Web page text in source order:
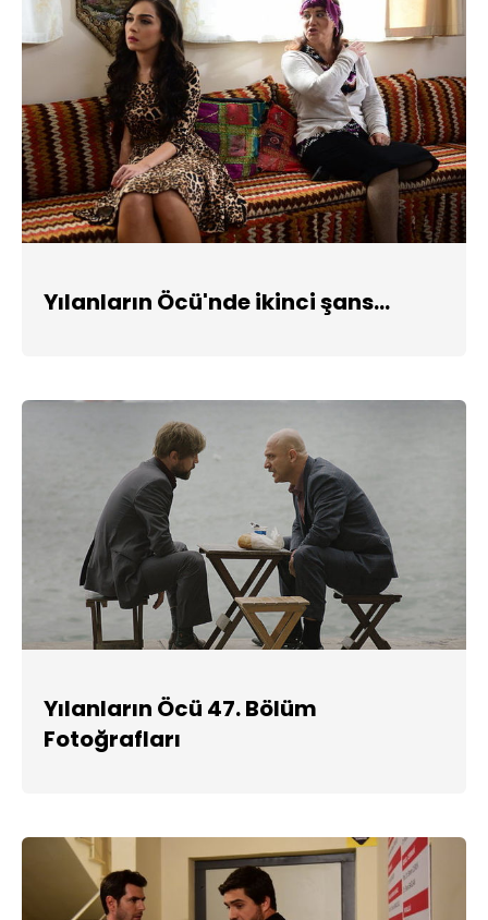
Yılanların Öcü'nde ikinci şans...
Yılanların Öcü 47. Bölüm
Fotoğrafları